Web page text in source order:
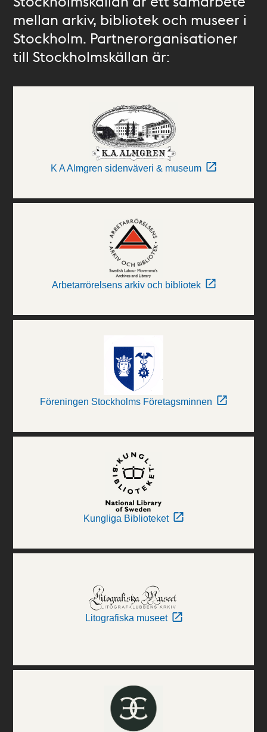
mellan arkiv, bibliotek och museer i
Stockholm. Partnerorganisationer
till Stockholmskällan är:
K A Almgren sidenväveri & museum
Arbetarrörelsens arkiv och bibliotek
Föreningen Stockholms Företagsminnen
Kungliga Biblioteket
Litografiska museet